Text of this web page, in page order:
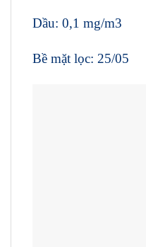
Dầu: 0,1 mg/m3
Bề mặt lọc: 25/05